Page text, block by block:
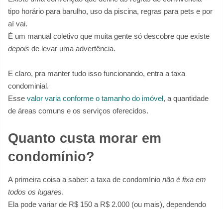
tipo horário para barulho, uso da piscina, regras para pets e por
aí vai.
É um manual coletivo que muita gente só descobre que existe
depois de levar uma advertência.
E claro, pra manter tudo isso funcionando, entra a taxa
condominial.
Esse valor varia conforme o tamanho do imóvel, a quantidade
de áreas comuns e os serviços oferecidos.
Quanto custa morar em
condomínio?
A primeira coisa a saber: a taxa de condomínio não é fixa em
todos os lugares.
Ela pode variar de R$ 150 a R$ 2.000 (ou mais), dependendo